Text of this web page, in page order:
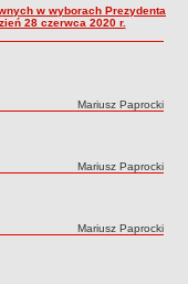
w wyborach Prezydenta
28 czerwca 2020 r.
Autor:
Mariusz Paprocki
Autor:
Mariusz Paprocki
Autor:
Mariusz Paprocki